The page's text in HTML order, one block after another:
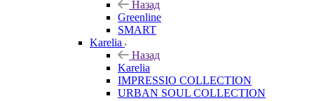
Назад
Greenline
SMART
Karelia
Назад
Karelia
IMPRESSIO COLLECTION
URBAN SOUL COLLECTION